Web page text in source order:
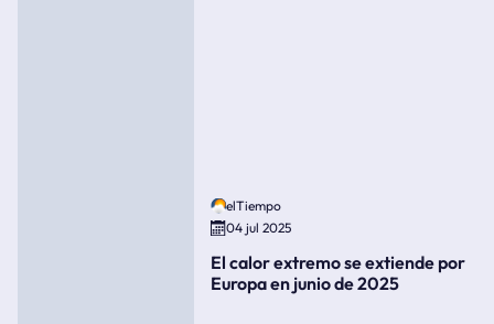
elTiempo
04 jul 2025
El calor extremo se extiende por
Europa en junio de 2025